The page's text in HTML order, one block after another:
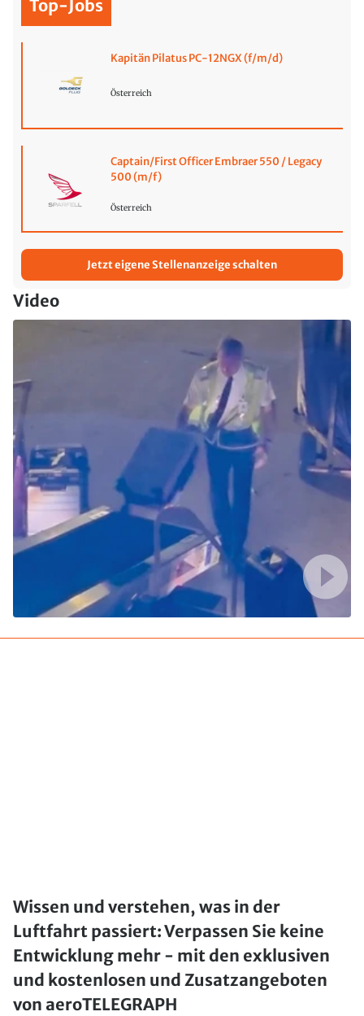
Top-Jobs
Kapitän Pilatus PC-12NGX (f/m/d)
Österreich
Captain/First Officer Embraer 550 / Legacy
500 (m/f)
Österreich
Jetzt eigene Stellenanzeige schalten
Video
Wissen und verstehen, was in der
Luftfahrt passiert: Verpassen Sie keine
Entwicklung mehr - mit den exklusiven
und kostenlosen und Zusatzangeboten
von aeroTELEGRAPH